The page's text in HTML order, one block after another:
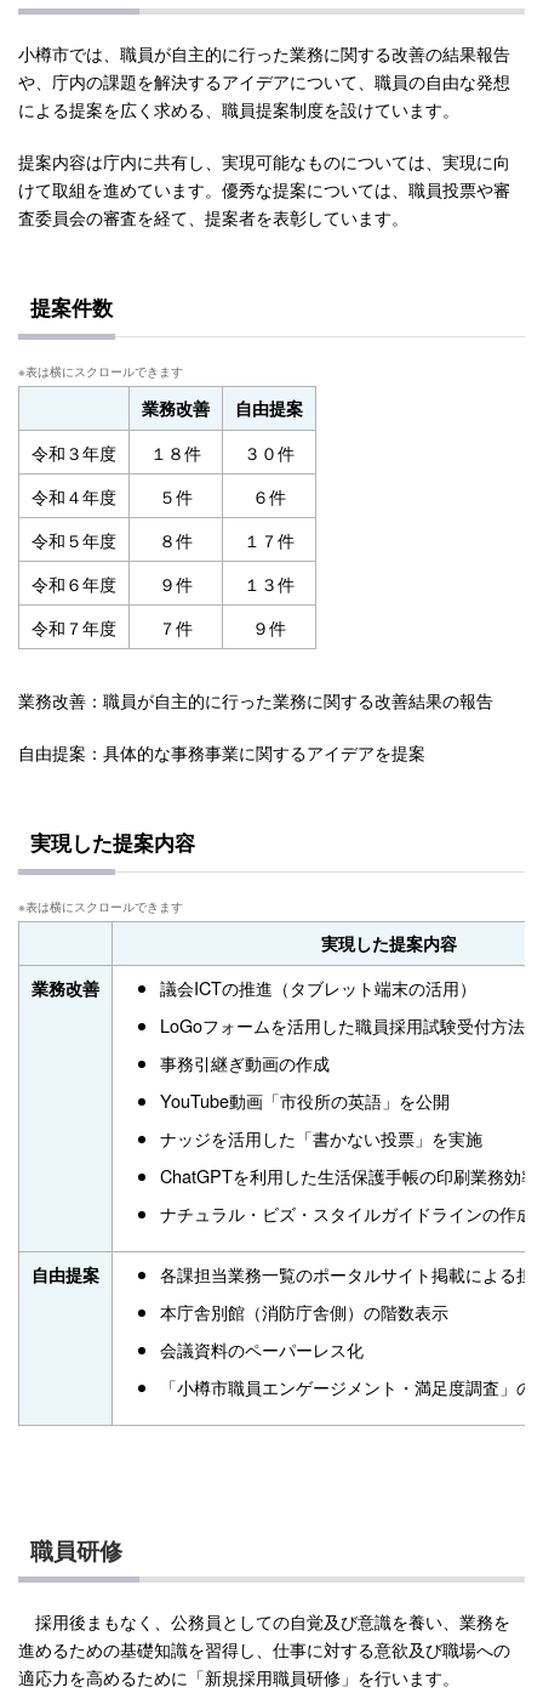
小樽市では、職員が自主的に行った業務に関する改善の結果報告
や、庁内の課題を解決するアイデアについて、職員の自由な発想
による提案を広く求める、職員提案制度を設けています。
提案内容は庁内に共有し、実現可能なものについては、実現に向
けて取組を進めています。優秀な提案については、職員投票や審
査委員会の審査を経て、提案者を表彰しています。
提案件数
業務改善 自由提案
令和３年度 １８件
３０件
令和４年度
５件
６件
令和５年度
８件
１７件
令和６年度
９件
１３件
令和７年度
７件 ９件
業務改善：職員が自主的に行った業務に関する改善結果の報告
自由提案：具体的な事務事業に関するアイデアを提案
実現した提案内容
実現した提案内容
業務改善
議会ICTの推進（タブレット端末の活用）
LoGoフォームを活用した職員採用試験受付方法
事務引継ぎ動画の作成
YouTube動画「市役所の英語」を公開
ナッジを活用した「書かない投票」を実施
ChatGPTを利用した生活保護手帳の印刷業務効率
ナチュラル・ビズ・スタイルガイドライ
自由提案
各課担当業務一覧のポータルサイト掲載による担
本庁舎別館（消防庁舎側）の階数表示
会議資料のペーパーレス化
「小樽市職員エンゲージメント・満足度調
職員研修
採用後まもなく、公務員としての自覚及び意識を養い、業務を
進めるための基礎知識を習得し、仕事に対する意欲及び職場への
適応力を高めるために「新規採用職員研修」を行います。